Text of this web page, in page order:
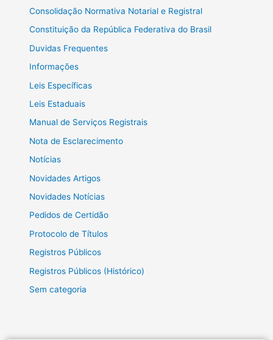
Consolidação Normativa Notarial e Registral
Constituição da República Federativa do Brasil
Duvidas Frequentes
Informações
Leis Específicas
Leis Estaduais
Manual de Serviços Registrais
Nota de Esclarecimento
Notícias
Novidades Artigos
Novidades Notícias
Pedidos de Certidão
Protocolo de Títulos
Registros Públicos
Registros Públicos (Histórico)
Sem categoria